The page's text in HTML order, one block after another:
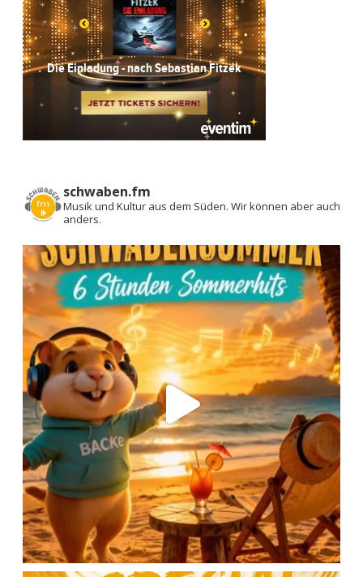
schwaben.fm
Musik und Kultur aus dem Süden. Wir können aber auch
anders.